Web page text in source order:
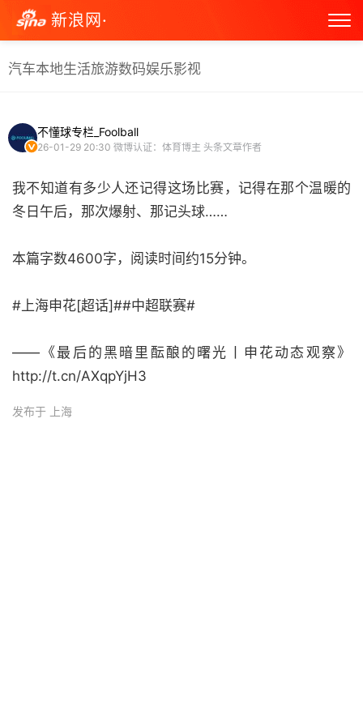
新浪网·
汽车本地生活旅游数码娱乐影视
不懂球专栏_Foolball
26-01-29 20:30 微博认证：体育博主 头条文章作者
我不知道有多少人还记得这场比赛，记得在那个温暖的
冬日午后，那次爆射、那记头球……
本篇字数4600字，阅读时间约15分钟。
#上海申花[超话]##中超联赛#
——《最后的黑暗里酝酿的曙光丨申花动态观察》
http://t.cn/AXqpYjH3 ​
发布于 上海